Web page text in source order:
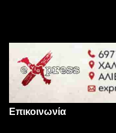
Επικοινωνία